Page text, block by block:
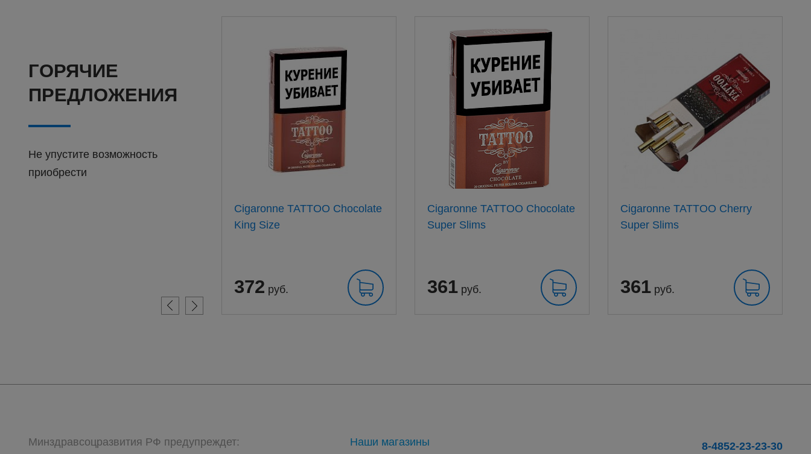
ГОРЯЧИЕ
ПРЕДЛОЖЕНИЯ
Не упустите возможность
приобрести
Cigaronne TATTOO Chocolate
King Size
372 руб.
Cigaronne TATTOO Chocolate
Super Slims
361 руб.
Cigaronne TATTOO Cherry
Super Slims
361 руб.
Минздравсоцразвития РФ предупреждет: Наши магазины 8-4852-23-23-30